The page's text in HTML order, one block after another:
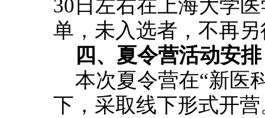
30日左右在上海大学
单，未入选者，不再
四、夏令营活动安排
本次夏令营在“新医
下，采取线下形式开